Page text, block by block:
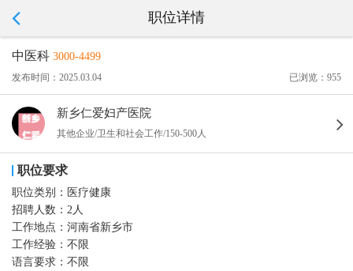
职位详情
中医科 3000-4499
发布时间：2025.03.04 已浏览：955
新乡仁爱妇产医院
其他企业/卫生和社会工作/150-500人
职位要求
职位类别： 医疗健康
招聘人数： 2人
工作地点： 河南省新乡市
工作经验： 不限
语言要求： 不限